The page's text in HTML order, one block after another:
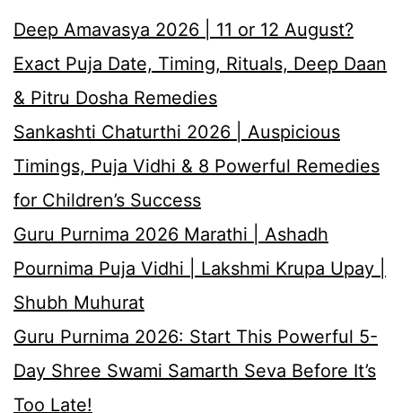
Deep Amavasya 2026 | 11 or 12 August?
Exact Puja Date, Timing, Rituals, Deep Daan
& Pitru Dosha Remedies
Sankashti Chaturthi 2026 | Auspicious
Timings, Puja Vidhi & 8 Powerful Remedies
for Children’s Success
Guru Purnima 2026 Marathi | Ashadh
Pournima Puja Vidhi | Lakshmi Krupa Upay |
Shubh Muhurat
Guru Purnima 2026: Start This Powerful 5-
Day Shree Swami Samarth Seva Before It’s
Too Late!